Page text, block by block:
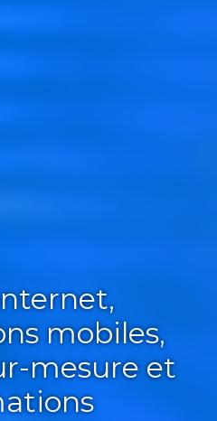
mobiles,
mesure et